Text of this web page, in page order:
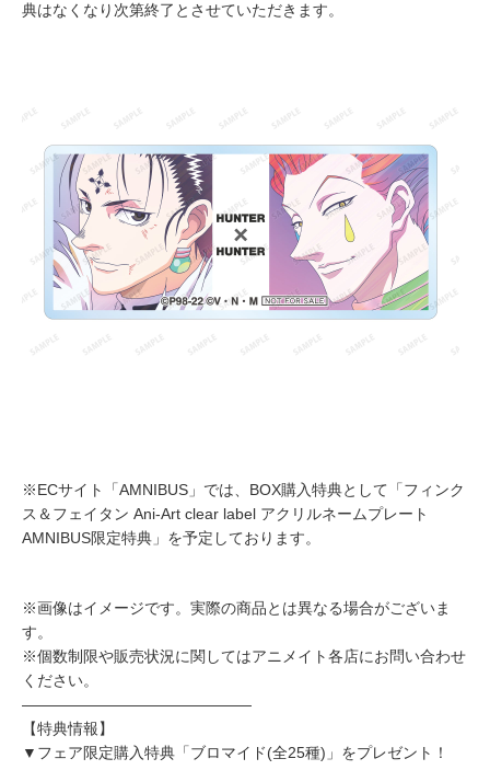
典はなくなり次第終了とさせていただきます。
※ECサイト「AMNIBUS」では、BOX購入特典として「フィンク
ス＆フェイタン Ani-Art clear label アクリルネームプレート
AMNIBUS限定特典」を予定しております。
※画像はイメージです。実際の商品とは異なる場合がございま
す。
※個数制限や販売状況に関してはアニメイト各店にお問い合わせ
ください。
―――――――――――――――
【特典情報】
▼フェア限定購入特典「ブロマイド(全25種)」をプレゼント！